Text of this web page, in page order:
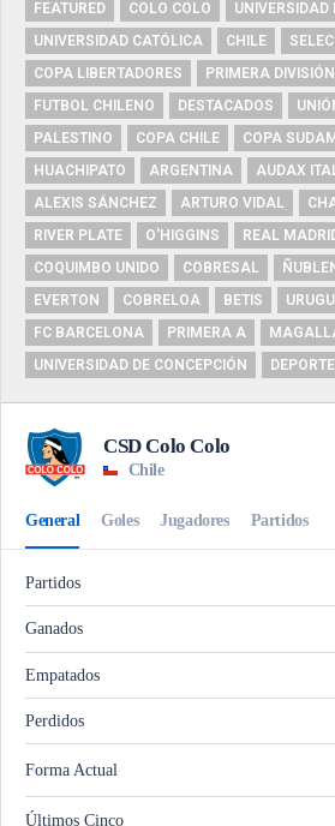
FEATURED COLO COLO
UNIVERSIDAD
UNIVERSIDAD CATÓLICA
CHILE
COPA LIBERTADORES
PRIMERA DIVISIÓN
FUTBOL CHILENO
DESTACADOS
PALESTINO
COPA CHILE
COPA
HUACHIPATO
ARGENTINA
AUDAX
ALEXIS SÁNCHEZ
ARTURO VIDAL
RIVER PLATE
O'HIGGINS REAL
COQUIMBO UNIDO
COBRESAL
EVERTON
COBRELOA BETIS
FC BARCELONA
PRIMERA A
UNIVERSIDAD DE CONCEPCIÓN